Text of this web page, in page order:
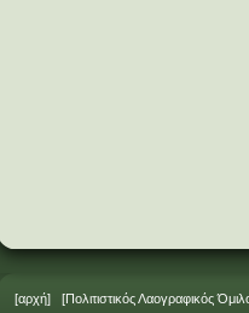
[αρχή] [Πολιτιστικός Λαογραφικός